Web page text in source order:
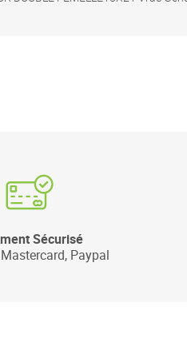
Sécurisé
Paypal